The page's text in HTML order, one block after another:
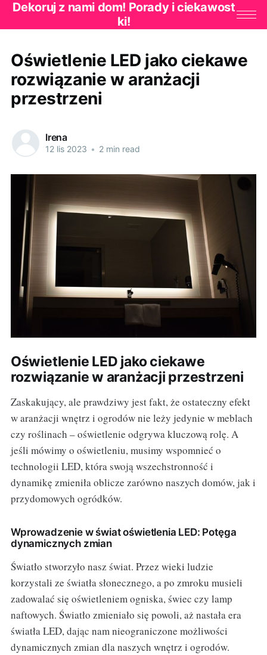
Dekoruj z nami dom! Porady i ciekawost
ki!
Oświetlenie LED jako ciekawe
rozwiązanie w aranżacji
przestrzeni
Irena
12 lis 2023 • 2 min read
Oświetlenie LED jako ciekawe
rozwiązanie w aranżacji przestrzeni
Zaskakujący, ale prawdziwy jest fakt, że ostateczny efekt
w aranżacji wnętrz i ogrodów nie leży jedynie w meblach
czy roślinach – oświetlenie odgrywa kluczową rolę. A
jeśli mówimy o oświetleniu, musimy wspomnieć o
technologii LED, która swoją wszechstronność i
dynamikę zmieniła oblicze zarówno naszych domów, jak i
przydomowych ogródków.
Wprowadzenie w świat oświetlenia LED: Potęga
dynamicznych zmian
Światło stworzyło nasz świat. Przez wieki ludzie
korzystali ze światła słonecznego, a po zmroku musieli
zadowalać się oświetleniem ogniska, świec czy lamp
naftowych. Światło zmieniało się powoli, aż nastała era
światła LED, dając nam nieograniczone możliwości
dynamicznych zmian dla naszych wnętrz i ogrodów.